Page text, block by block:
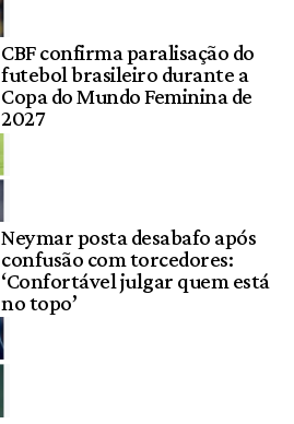
CBF confirma paralisação do
futebol brasileiro durante a
Copa do Mundo Feminina de
2027
Neymar posta desabafo após
confusão com torcedores:
‘Confortável julgar quem está
no topo’